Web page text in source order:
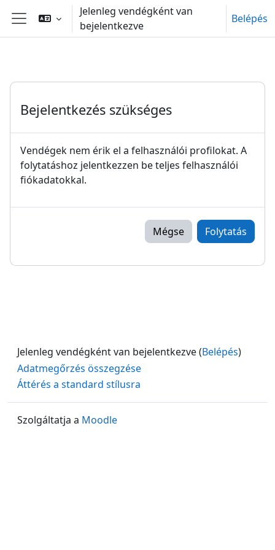
Tovább a fő tartalomhoz
Oldalpanel
Jelenleg vendégként van
bejelentkezve
Belépés
Bejelentkezés szükséges
Vendégek nem érik el a felhasználói profilokat. A
folytatáshoz jelentkezzen be teljes felhasználói
fiókadatokkal.
Mégse Folytatás
Jelenleg vendégként van bejelentkezve (Belépés)
Adatmegőrzés összegzése
Áttérés a standard stílusra
Szolgáltatja a Moodle